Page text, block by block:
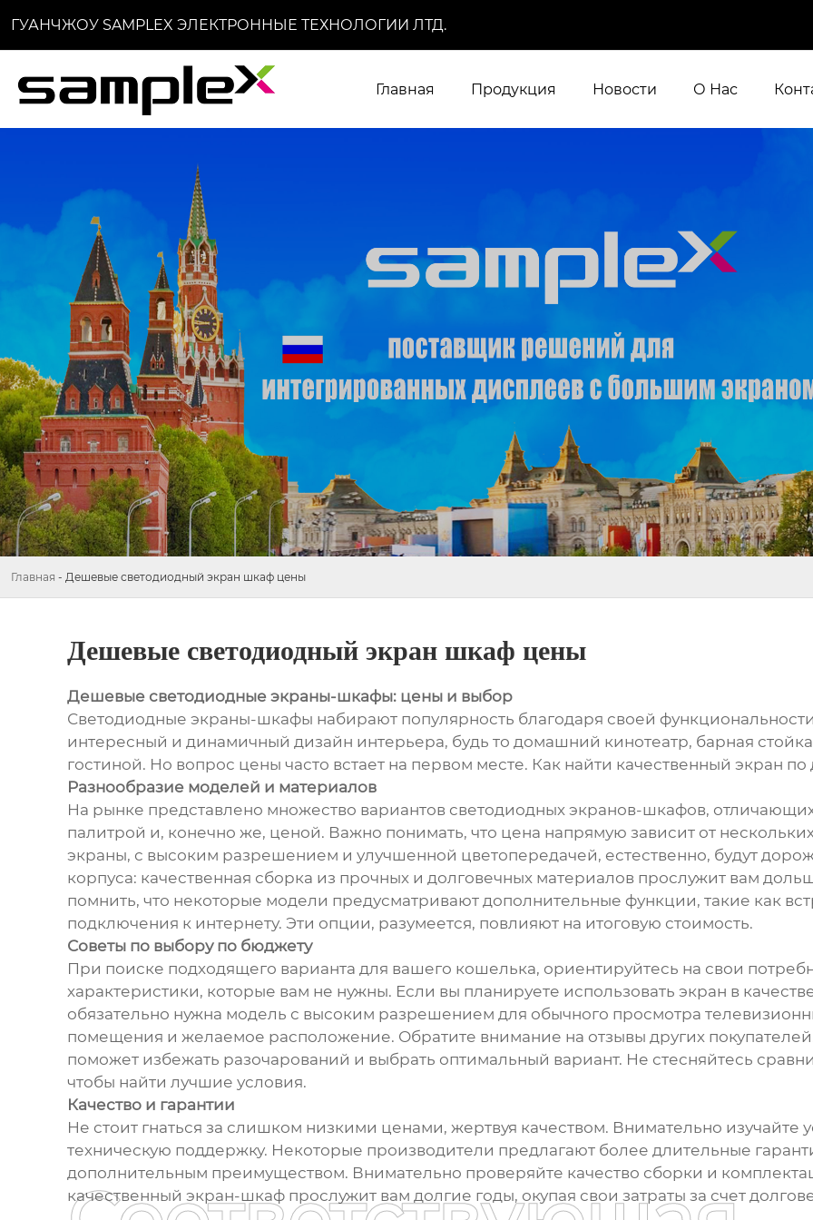
ГУАНЧЖОУ SAMPLEX ЭЛЕКТРОННЫЕ ТЕХНОЛОГИИ ЛТД.
Главная Продукция Новости О Нас
Главная - Дешевые светодиодный экран шкаф цены
Дешевые светодиодный экран шкаф цены
Дешевые светодиодные экраны-шкафы: цены и выбор
Светодиодные экраны-шкафы набирают популярность благодаря своей
интересный и динамичный дизайн интерьера, будь то домашний кинотеатр, барная
гостиной. Но вопрос цены часто встает на первом месте. Как найти качественный экран
Разнообразие моделей и материалов
На рынке представлено множество вариантов светодиодных экранов-шкафов,
палитрой и, конечно же, ценой. Важно понимать, что цена напрямую зависит от
экраны, с высоким разрешением и улучшенной цветопередачей, естественно, будут
корпуса: качественная сборка из прочных и долговечных материалов прослужит вам
помнить, что некоторые модели предусматривают дополнительные функции, такие как
подключения к интернету. Эти опции, разумеется, повлияют на итоговую стоимость.
Советы по выбору по бюджету
При поиске подходящего варианта для вашего кошелька, ориентируйтесь на свои
характеристики, которые вам не нужны. Если вы планируете использовать экран в
обязательно нужна модель с высоким разрешением для обычного просмотра
помещения и желаемое расположение. Обратите внимание на отзывы других
поможет избежать разочарований и выбрать оптимальный вариант. Не стесняйтесь
чтобы найти лучшие условия.
Качество и гарантии
Не стоит гнаться за слишком низкими ценами, жертвуя качеством. Внимательно изучайте
техническую поддержку. Некоторые производители предлагают более длительные
дополнительным преимуществом. Внимательно проверяйте качество сборки и
качественный экран-шкаф прослужит вам долгие годы, окупая свои затраты за счет